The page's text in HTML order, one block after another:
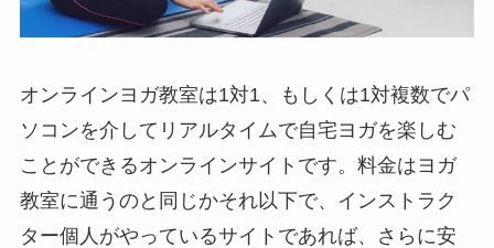
オンラインヨガ教室は1対1、もしくは1対複数でパ
ソコンを介してリアルタイムで自宅ヨガを楽しむ
ことができるオンラインサイトです。料金はヨガ
教室に通うのと同じかそれ以下で、インストラク
ター個人がやっているサイトであれば、さらに安